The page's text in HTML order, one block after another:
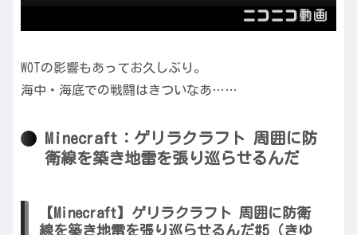
WOTの影響もあってお久しぶり。
海中・海底での戦闘はきついなあ……
Minecraft：ゲリラクラフト 周囲に防
衛線を築き地雷を張り巡らせるんだ
【Minecraft】ゲリラクラフト 周囲に防衛
線を築き地雷を張り巡らせるんだ#5（きゆ